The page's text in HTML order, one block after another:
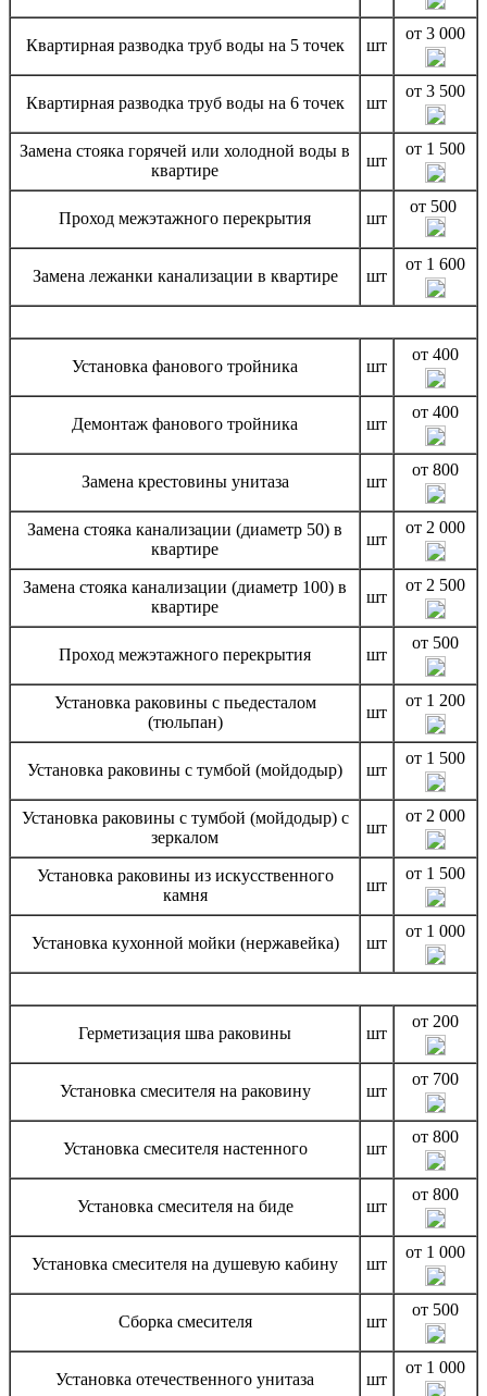
Квартирная разводка труб воды на 5 точек шт
от 3 000
Квартирная разводка труб воды на 6 точек шт
от 3 500
Замена стояка горячей или холодной воды в
квартире
шт
от 1 500
Проход межэтажного перекрытия шт
от 500
Замена лежанки канализации в квартире шт
от 1 600
Установка фанового тройника шт
от 400
Демонтаж фанового тройника шт
от 400
Замена крестовины унитаза шт
от 800
Замена стояка канализации (диаметр 50) в
квартире
шт
от 2 000
Замена стояка канализации (диаметр 100) в
квартире
шт
от 2 500
Проход межэтажного перекрытия шт
от 500
Установка раковины с пьедесталом
(тюльпан)
шт
от 1 200
Установка раковины с тумбой (мойдодыр) шт
от 1 500
Установка раковины с тумбой (мойдодыр) с
зеркалом
шт
от 2 000
Установка раковины из искусственного
камня
шт
от 1 500
Установка кухонной мойки (нержавейка) шт
от 1 000
Герметизация шва раковины шт
от 200
Установка смесителя на раковину шт
от 700
Установка смесителя настенного шт
от 800
Установка смесителя на биде шт
от 800
Установка смесителя на душевую кабину шт
от 1 000
Сборка смесителя шт
от 500
Установка отечественного унитаза шт
от 1 000